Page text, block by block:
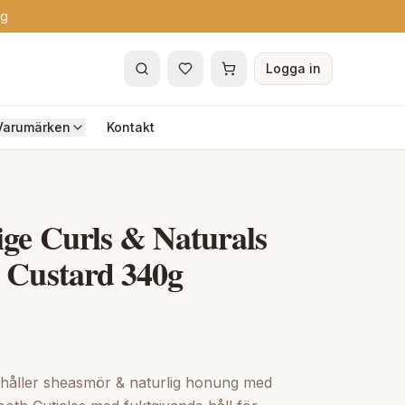
Logga in
Kontakt
Curls & Naturals
340g
sheasmör & naturlig honung med